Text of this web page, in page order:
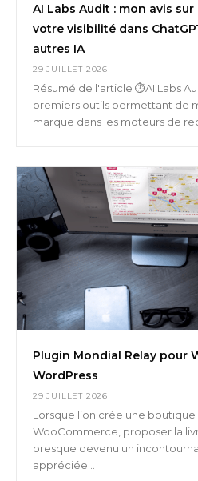
AI Labs Audit : mon avis
votre visibilité dans
autres IA
29 JUILLET 2026
Résumé de l'article ⏱️AI Labs
premiers outils permettant de
marque dans les moteurs de
Plugin Mondial Relay pour
WordPress
29 JUILLET 2026
Lorsque l’on crée une
WooCommerce, proposer la
presque devenu un
appréciée...